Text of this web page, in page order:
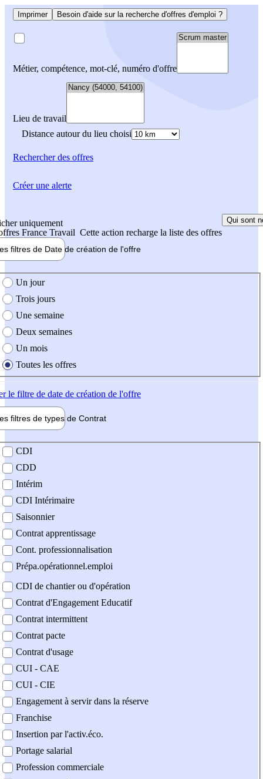
Imprimer Besoin d'aide sur la recherche d'offres d'emploi ?
Métier, compétence, mot-clé, numéro d'offre
Lieu de travail
Distance autour du lieu choisi
Rechercherdes offres
uniquement
France Travail Cette action recharge la liste des offres
Qui sont
filtres de Date de création de l'offre
création de l'offre
Un jour
Trois jours
Une semaine
Deux semaines
Un mois
Toutes les offres
le filtre de date de création de l'offre
filtres de types de Contrat
contrat
CDI
CDD
Intérim
CDI Intérimaire
Saisonnier
Contrat apprentissage
Cont. professionnalisation
Prépa.opérationnel.emploi
CDI de chantier ou d'opération
Contrat d'Engagement Educatif
Contrat intermittent
Contrat pacte
Contrat d'usage
CUI - CAE
CUI - CIE
Engagement à servir dans la réserve
Franchise
Insertion par l'activ.éco.
Portage salarial
Profession commerciale
Créer une alerte